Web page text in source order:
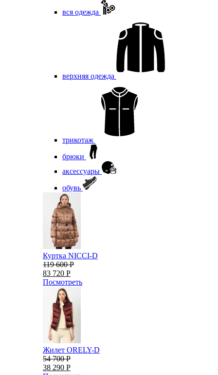
вся одежда
верхняя одежда
трикотаж
брюки
аксессуары
обувь
Куртка NICCI-D
119 600 Р
83 720 Р
Посмотреть
Жилет ORELY-D
54 700 Р
38 290 Р